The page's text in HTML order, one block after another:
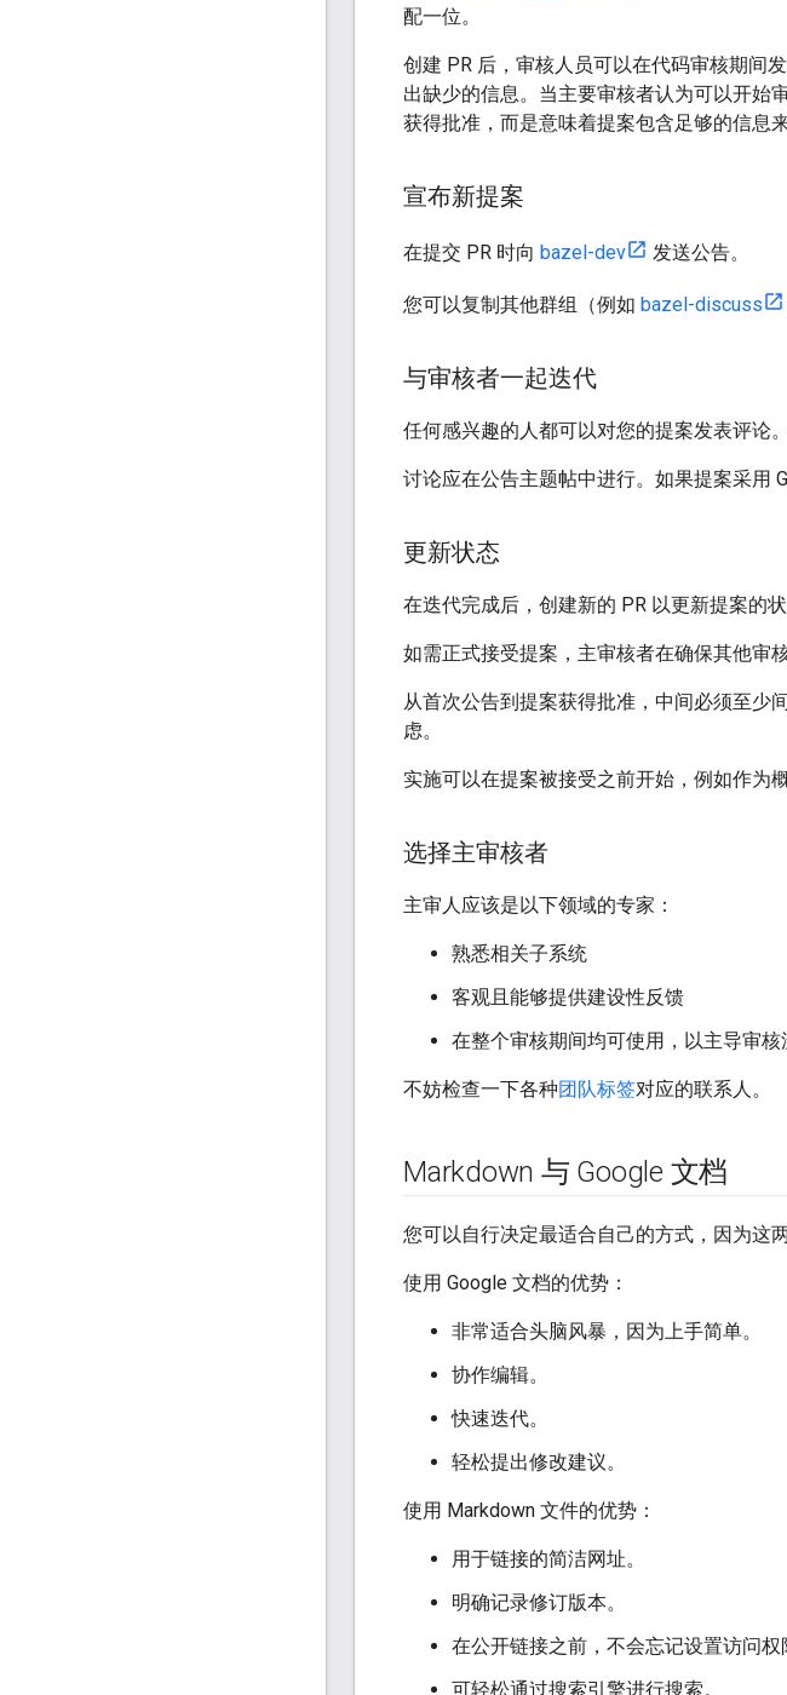
配一位。
创建 PR 后，审核人员可以在代码审核期间
出缺少的信息。当主要审核者认为可以开始
获得批准，而是意味着提案包含足够的信息
宣布新提案
在提交 PR 时向 bazel-dev 发送公告。
您可以复制其他群组（例如 bazel-discuss
与审核者一起迭代
任何感兴趣的人都可以对您的提案发表评论
讨论应在公告主题帖中进行。如果提案采用
更新状态
在迭代完成后，创建新的 PR 以更新提案的
如需正式接受提案，主审核者在确保其他审
从首次公告到提案获得批准，中间必须至少
虑。
实施可以在提案被接受之前开始，例如作为
选择主审核者
主审人应该是以下领域的专家：
熟悉相关子系统
客观且能够提供建设性反馈
在整个审核期间均可使用，以主导审核
不妨检查一下各种团队标签对应的联系人。
Markdown 与 Google 文档
您可以自行决定最适合自己的方式，因为这
使用 Google 文档的优势：
非常适合头脑风暴，因为上手简单。
协作编辑。
快速迭代。
轻松提出修改建议。
使用 Markdown 文件的优势：
用于链接的简洁网址。
明确记录修订版本。
在公开链接之前，不会忘记设置访问权
可轻松通过搜索引擎进行搜索。